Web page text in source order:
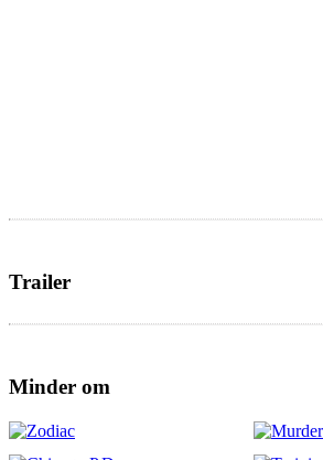
Trailer
Minder om